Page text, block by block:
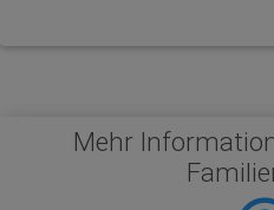
Mehr